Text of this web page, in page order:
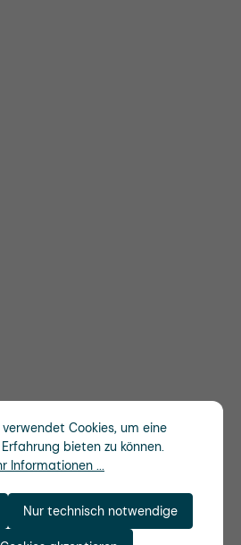
Cookies, um eine
bieten zu können.
Informationen ...
Nur technisch notwendige